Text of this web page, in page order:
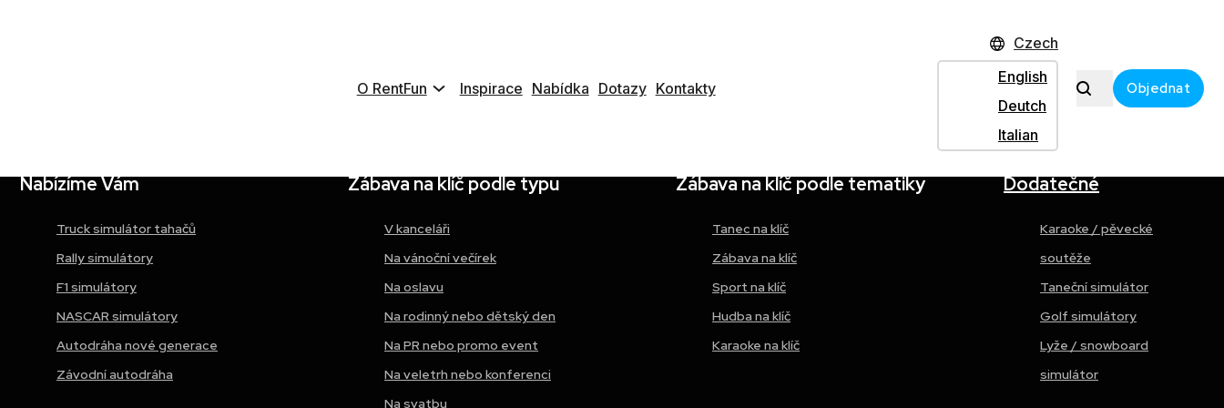
O RentFun Inspirace Nabídka Dotazy Kontakty
Czech
English
Deutch
Italian
Objednat
Nabízíme Vám
Truck simulátor tahačů
Rally simulátory
F1 simulátory
NASCAR simulátory
Autodráha nové generace
Závodní autodráha
Zábava na klíč podle typu
V kanceláři
Na vánoční večírek
Na oslavu
Na rodinný nebo dětský den
Na PR nebo promo event
Na veletrh nebo konferenci
Na svatbu
Zábava na klíč podle tematiky
Tanec na klíč
Zábava na klíč
Sport na klíč
Hudba na klíč
Karaoke na klíč
Dodatečné
Karaoke / pěvecké
soutěže
Taneční simulátor
Golf simulátory
Lyže / snowboard
simulátor